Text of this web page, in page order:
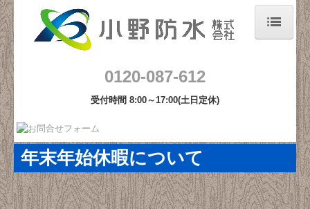
プライバシーポリシー
防水工事
塗装工事
0120-087-612
受付時間 8:00～17:00(土日定休)
年末年始休暇について